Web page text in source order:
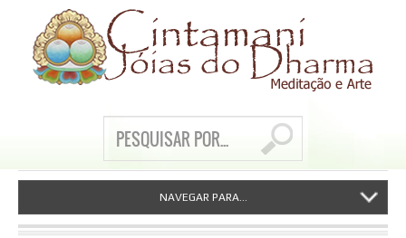
NAVEGAR PARA...